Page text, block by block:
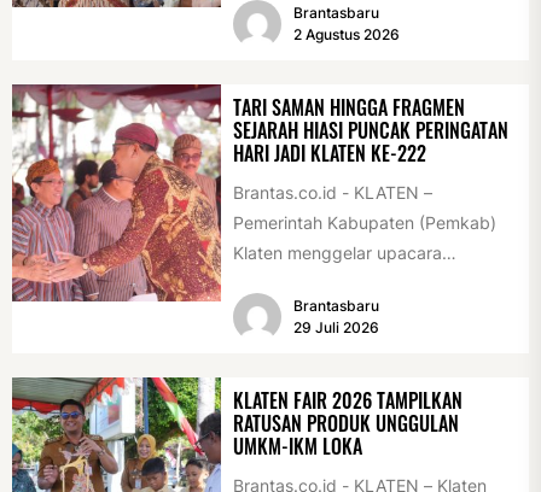
pelajar dan pemuda. Pengukuhan
tersebut digelar...
Brantasbaru
2 Agustus 2026
TARI SAMAN HINGGA FRAGMEN
SEJARAH HIASI PUNCAK PERINGATAN
HARI JADI KLATEN KE-222
Brantas.co.id - KLATEN –
Pemerintah Kabupaten (Pemkab)
Klaten menggelar upacara
di Alun-alun Klaten, Selasa
Brantasbaru
29 Juli 2026
KLATEN FAIR 2026 TAMPILKAN
RATUSAN PRODUK UNGGULAN
UMKM-IKM LOKA
Brantas.co.id - KLATEN – Klaten